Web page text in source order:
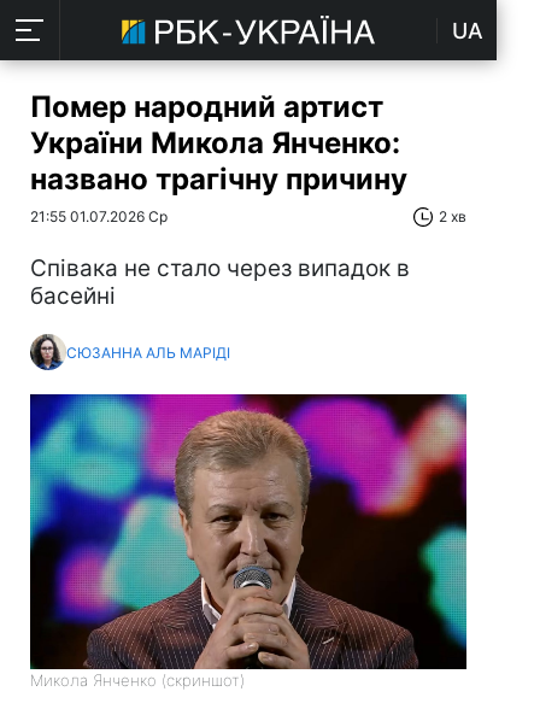
UA
Помер народний артист
України Микола Янченко:
названо трагічну причину
21:55 01.07.2026 Ср 2 хв
Співака не стало через випадок в
басейні
СЮЗАННА АЛЬ МАРІДІ
Микола Янченко (скриншот)